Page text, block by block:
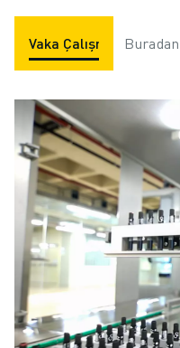
Vaka Çalışmaları